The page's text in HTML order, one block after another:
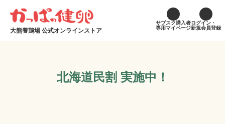
大熊養鶏場 公式オンラインストア
サブスク購入者
専用マイページ
ログイン・
新規会員登録
北海道民割 実施中！